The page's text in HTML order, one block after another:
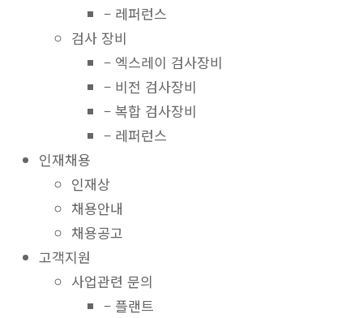
– 레퍼런스
검사 장비
– 엑스레이 검사장비
– 비전 검사장비
– 복합 검사장비
– 레퍼런스
인재채용
인재상
채용안내
채용공고
고객지원
사업관련 문의
– 플랜트